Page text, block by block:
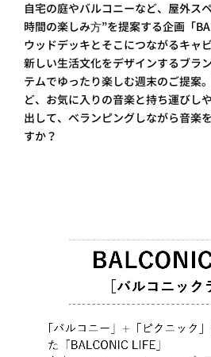
自宅の庭やバルコニーなど、屋外ス
時間の楽しみ⽅”を提案する企画「
ウッドデッキとそこにつながるキャ
新しい生活文化をデザインするブラ
テムでゆったり楽しむ週末のご提案
ど、お気に入りの音楽と持ち運びし
出して、ベランピングしながら音楽
すか？